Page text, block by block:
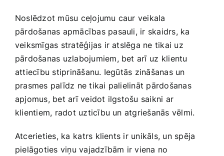
Noslēdzot mūsu ceļojumu caur veikala
pārdošanas apmācības pasauli, ir skaidrs, ka
veiksmīgas stratēģijas ir atslēga ne tikai uz
pārdošanas uzlabojumiem, bet arī uz⁢ klientu
attiecību stiprināšanu. Iegūtās zināšanas un
prasmes palīdz ne tikai palielināt pārdošanas
apjomus, ‍bet arī veidot ilgstošu saikni ar
klientiem, radot uzticību un atgriešanās vēlmi.
Atcerieties, ka ⁤katrs klients ir unikāls, un spēja
pielāgoties viņu ​vajadzībām ir viena no